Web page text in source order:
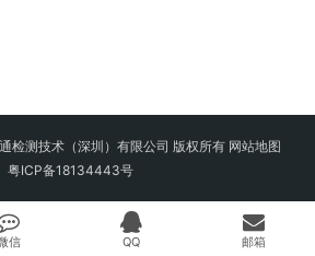
测技术（深圳）有限公司 版权所有 网站地图
粤ICP备18134443号
信 QQ 邮箱